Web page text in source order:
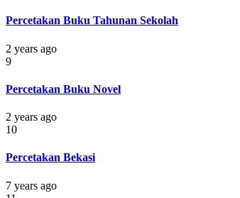
Percetakan Buku Tahunan Sekolah
2 years ago
9
Percetakan Buku Novel
2 years ago
10
Percetakan Bekasi
7 years ago